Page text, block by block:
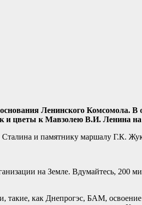
Ленинского Комсомола.
цветы к Мавзолею В.И. Ленина
и памятнику маршалу Г.К.
на Земле. Вдумайтесь, 200
как Днепрогэс, БАМ,